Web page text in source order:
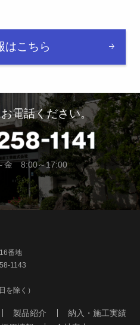
はこちら
電話ください。
金 8:00～17:00
番地
1143
を除く）
製品紹介
納入・施工実績